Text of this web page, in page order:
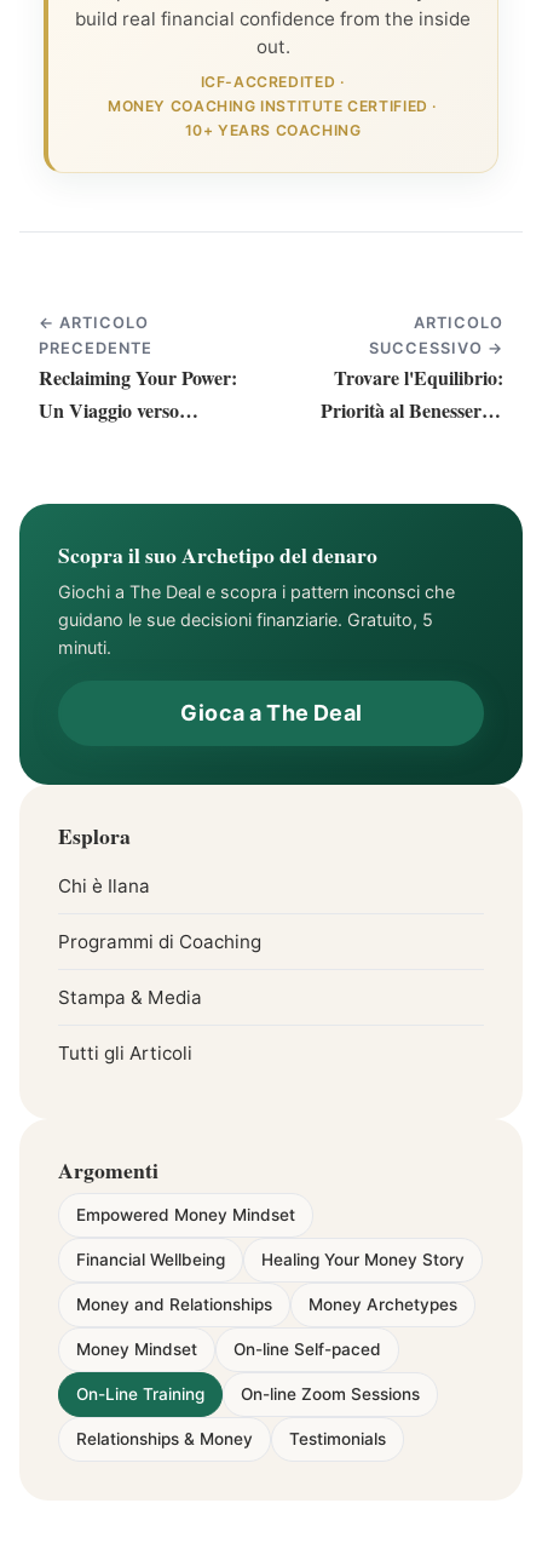
build real financial confidence from the inside
out.
ICF-ACCREDITED ·
MONEY COACHING INSTITUTE CERTIFIED ·
10+ YEARS COACHING
← ARTICOLO
PRECEDENTE
Reclaiming Your Power:
Un Viaggio verso
ARTICOLO
SUCCESSIVO →
Trovare l'Equilibrio:
Priorità al Benessere e
Scopra il suo Archetipo del denaro
Giochi a The Deal e scopra i pattern inconsci che
guidano le sue decisioni finanziarie. Gratuito, 5
minuti.
Gioca a The Deal
Esplora
Chi è Ilana
Programmi di Coaching
Stampa & Media
Tutti gli Articoli
Argomenti
Empowered Money Mindset
Financial Wellbeing Healing Your Money Story
Money and Relationships Money Archetypes
Money Mindset On-line Self-paced
On-Line Training On-line Zoom Sessions
Relationships & Money Testimonials